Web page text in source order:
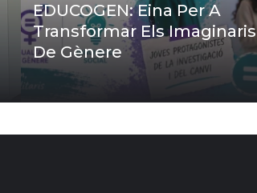
EDUCOGEN: Eina Per A
Transformar Els Imaginaris
De Gènere